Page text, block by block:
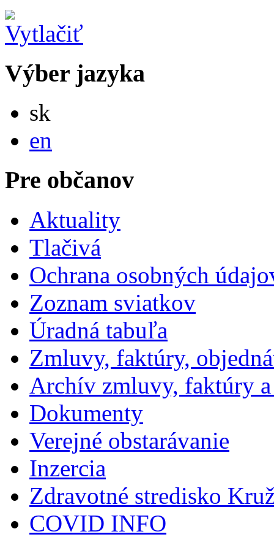
Výber jazyka
sk
en
Pre občanov
Aktuality
Tlačivá
Ochrana osobných
Zoznam sviatkov
Úradná tabuľa
Zmluvy, faktúry,
Archív zmluvy, faktúry
Dokumenty
Verejné obstarávanie
Inzercia
Zdravotné stredisko
COVID INFO